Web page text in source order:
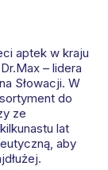
aptek w kraju
– lidera
Słowacji. W
do
ze
lat
aby